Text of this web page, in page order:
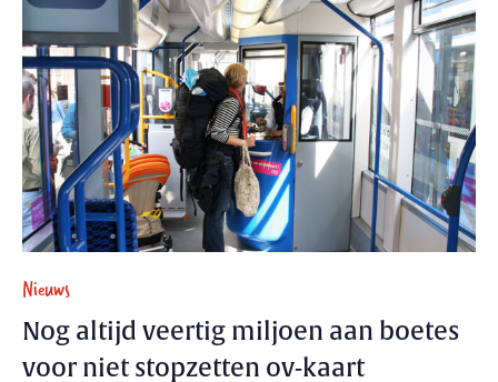
Nieuws
Nog altijd veertig miljoen aan boetes
voor niet stopzetten ov-kaart